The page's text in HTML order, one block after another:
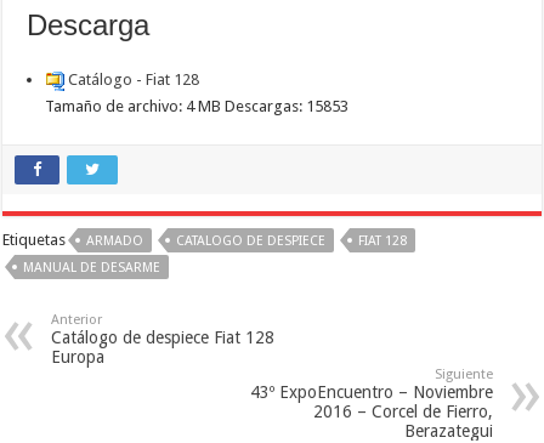
Descarga
Catálogo - Fiat 128
Tamaño de archivo: 4 MB Descargas: 15853
Etiquetas ARMADO CATALOGO DE DESPIECE
FIAT 128
MANUAL DE DESARME
Anterior
Catálogo de despiece Fiat 128
Europa
Siguiente
43º ExpoEncuentro – Noviembre
2016 – Corcel de Fierro,
Berazategui